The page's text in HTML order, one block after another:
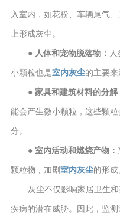
入室内，如花粉、车辆尾气
上形成灰尘。
● 人体和宠物脱落物：
小颗粒也是室内灰尘的主要来
● 家具和建筑材料的分解
能会产生微小颗粒，这些颗
分。
● 室内活动和燃烧产物：
颗粒物，加剧室内灰尘的形成
灰尘不仅影响家居卫生
疾病的潜在威胁。因此，监